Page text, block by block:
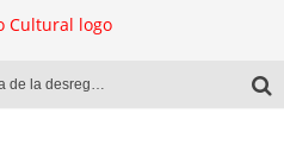
El libro en la mira de la desregulación